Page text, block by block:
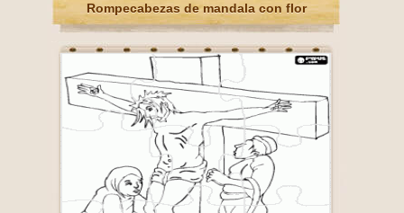
Rompecabezas de mandala con flor